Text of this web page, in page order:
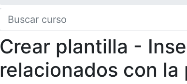
Crear plantilla -
relacionados con